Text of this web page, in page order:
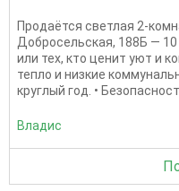
Продаётся светлая 2-
Добросельская, 188Б —
или тех, кто ценит уют и
тепло и низкие
круглый год. •
Владис